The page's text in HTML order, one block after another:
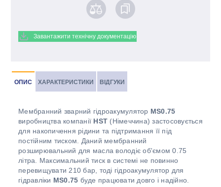
Завантажити технічну документацію
ОПИС ХАРАКТЕРИСТИКИ ВІДГУКИ
Мембранний зварний гідроакумулятор MS0.75
виробництва компанії HST (Німеччина) застосовується
для накопичення рідини та підтримання її під
постійним тиском. Даний мембранний
розширювальний для масла володіє об'ємом 0.75
літра. Максимальний тиск в системі не повинно
перевищувати 210 бар, тоді гідроакумулятор для
гідравліки MS0.75 буде працювати довго і надійно.